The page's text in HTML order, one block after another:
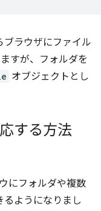
ブラウザにファイル
すが、フォルダを
オブジェクトとし
する方法
にフォルダや複数
ようになりまし